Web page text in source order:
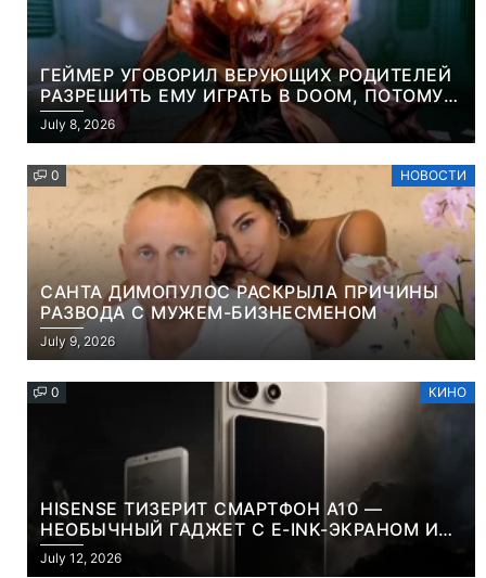
ГЕЙМЕР УГОВОРИЛ ВЕРУЮЩИХ РОДИТЕЛЕЙ
РАЗРЕШИТЬ ЕМУ ИГРАТЬ В DOOM, ПОТОМУ
ЧТО ЭТО ХРИСТИАНСКАЯ ИГРА ПРО
УБИЙСТВО ДЕМОНОВ
July 8, 2026
0 НОВОСТИ
САНТА ДИМОПУЛОС РАСКРЫЛА ПРИЧИНЫ
РАЗВОДА С МУЖЕМ-БИЗНЕСМЕНОМ
July 9, 2026
0 КИНО
HISENSE ТИЗЕРИТ СМАРТФОН A10 —
НЕОБЫЧНЫЙ ГАДЖЕТ С E-INK-ЭКРАНОМ И
СЪЕМНОЙ LCD-ПАНЕЛЬЮ ДЛЯ ЦВЕТНОГО
КОНТЕНТА И СОЦСЕТЕЙ
July 12, 2026